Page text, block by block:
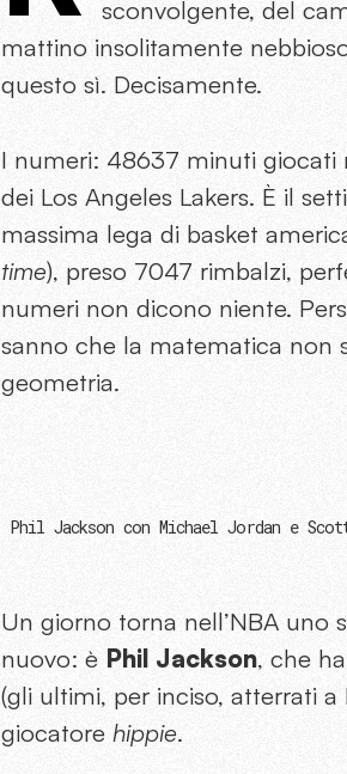
sconvolgente, del
mattino insolitamente
questo sì. Decisamente.
I numeri: 48637 minuti giocati
dei Los Angeles Lakers. È il
massima lega di basket
time), preso 7047 rimbalzi,
numeri non dicono niente.
sanno che la matematica non
geometria.
Phil Jackson con Michael Jordan e
Un giorno torna nell’NBA
nuovo: è Phil Jackson, che
(gli ultimi, per inciso, atterrati
giocatore hippie.